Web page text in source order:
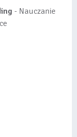
- Nauczanie